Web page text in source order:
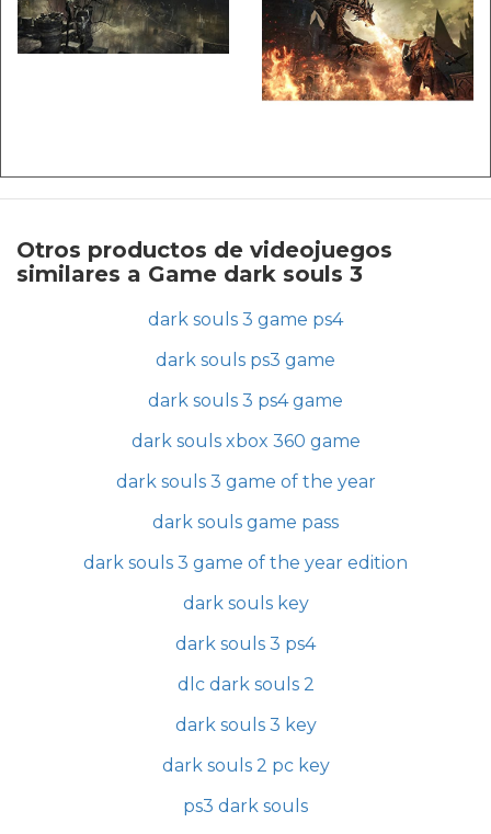
Otros productos de videojuegos
similares a Game dark souls 3
dark souls 3 game ps4
dark souls ps3 game
dark souls 3 ps4 game
dark souls xbox 360 game
dark souls 3 game of the year
dark souls game pass
dark souls 3 game of the year edition
dark souls key
dark souls 3 ps4
dlc dark souls 2
dark souls 3 key
dark souls 2 pc key
ps3 dark souls